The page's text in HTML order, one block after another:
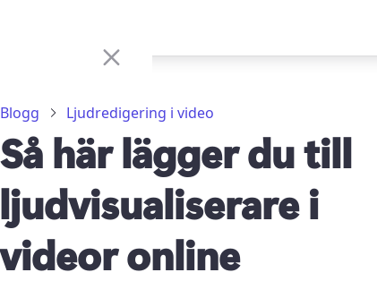
Blogg Ljudredigering i video
Så här lägger du till
ljudvisualiserare i
videor online